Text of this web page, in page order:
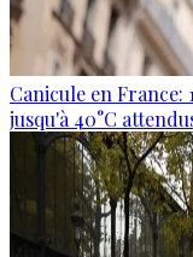
Canicule en
jusqu'à 40°C